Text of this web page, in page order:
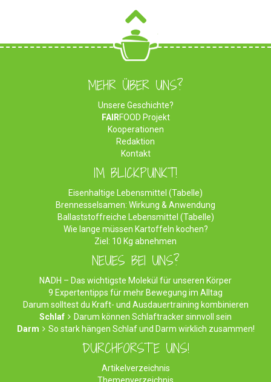
MEHR ÜBER UNS?
Unsere Geschichte?
FAIRFOOD Projekt
Kooperationen
Redaktion
Kontakt
IM BLICKPUNKT!
Eisenhaltige Lebensmittel (Tabelle)
Brennesselsamen: Wirkung & Anwendung
Ballaststoffreiche Lebensmittel (Tabelle)
Wie lange müssen Kartoffeln kochen?
Ziel: 10 Kg abnehmen
NEUES BEI UNS?
NADH – Das wichtigste Molekül für unseren Körper
9 Expertentipps für mehr Bewegung im Alltag
Darum solltest du Kraft- und Ausdauertraining kombinieren
Schlaf
Darum können Schlaftracker sinnvoll sein
Darm
So stark hängen Schlaf und Darm wirklich zusammen!
DURCHFORSTE UNS!
Artikelverzeichnis